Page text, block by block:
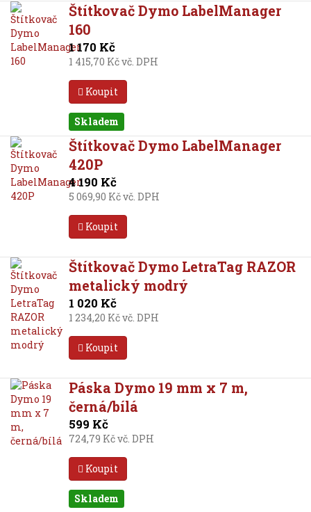
Štítkovač Dymo LabelManager
160
1 170 Kč
1 415,70 Kč vč. DPH
Koupit
Skladem
Štítkovač Dymo LabelManager
420P
4 190 Kč
5 069,90 Kč vč. DPH
Koupit
Štítkovač Dymo LetraTag RAZOR
metalický modrý
1 020 Kč
1 234,20 Kč vč. DPH
Koupit
Páska Dymo 19 mm x 7 m,
černá/bílá
599 Kč
724,79 Kč vč. DPH
Koupit
Skladem